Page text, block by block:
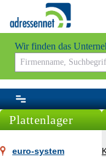
Wir finden das
Plattenlager
euro-system